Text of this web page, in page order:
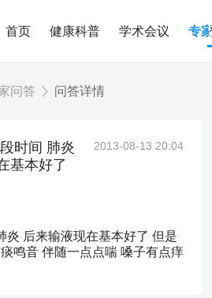
首页 健康科普 学术会议 专
问答 问答详情
时间 肺炎
基本好了
2013-08-13 20:04
炎 后来输液现在基本好了 但是
鸣音 伴随一点点喘 嗓子有点痒